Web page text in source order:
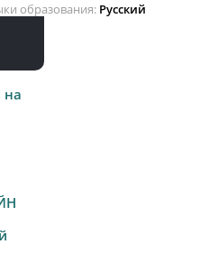
образования Русский
на